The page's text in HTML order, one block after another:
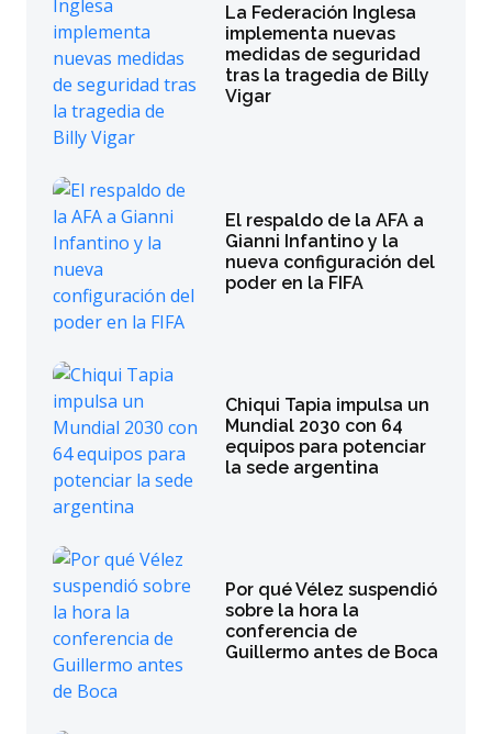
La Federación Inglesa
implementa nuevas
medidas de seguridad
tras la tragedia de Billy
Vigar
El respaldo de la AFA a
Gianni Infantino y la
nueva configuración del
poder en la FIFA
Chiqui Tapia impulsa un
Mundial 2030 con 64
equipos para potenciar
la sede argentina
Por qué Vélez suspendió
sobre la hora la
conferencia de
Guillermo antes de Boca